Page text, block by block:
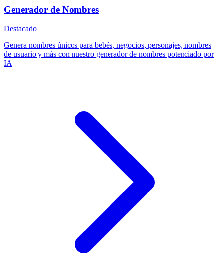
Generador de Nombres
Destacado
Genera nombres únicos para bebés, negocios, personajes, nombres
de usuario y más con nuestro generador de nombres potenciado por
IA